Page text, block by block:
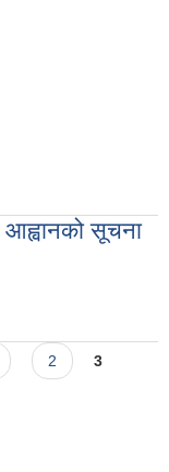
आह्वानको सूचना
2 3